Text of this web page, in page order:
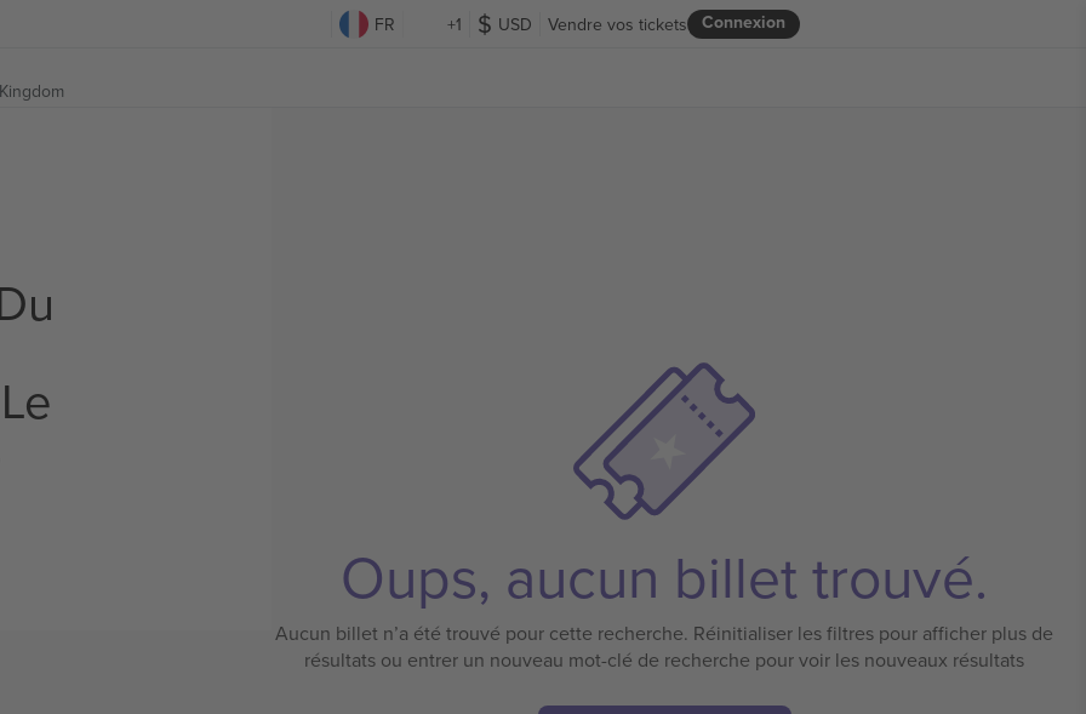
FR +1 USD Connexion
Vendre vos tickets
Oups, aucun billet trouvé.
Aucun billet n’a été trouvé pour cette recherche. Réinitialiser les filtres pour afficher plus de
résultats ou entrer un nouveau mot-clé de recherche pour voir les nouveaux résultats